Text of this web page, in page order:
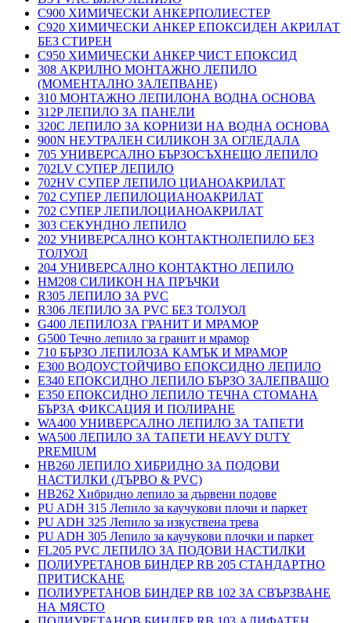
C900 ХИМИЧЕСКИ АНКЕРПОЛИЕСТЕP
C920 ХИМИЧЕСКИ АНКЕР ЕПОКСИДЕН АКРИЛАТ
БЕЗ СТИРЕН
C950 ХИМИЧЕСКИ АНКЕР ЧИСТ ЕПОКСИД
308 АКРИЛНО МОНТАЖНО ЛЕПИЛО
(МОМЕНТАЛНО ЗАЛЕПВАНЕ)
310 МОНТАЖНО ЛЕПИЛОНА ВОДНА ОСНОВА
312P ЛЕПИЛО ЗА ПАНЕЛИ
320C ЛЕПИЛО ЗА КОРНИЗИ НА ВОДНА ОСНОВА
900N НЕУТРАЛЕН СИЛИКОН ЗА ОГЛЕДАЛА
705 УНИВЕРСАЛНО БЪРЗОСЪХНЕЩО ЛЕПИЛО
702LV СУПЕР ЛЕПИЛО
702HV СУПЕР ЛЕПИЛО ЦИАНОАКРИЛАТ
702 СУПЕР ЛЕПИЛОЦИАНОАКРИЛАТ
702 СУПЕР ЛЕПИЛОЦИАНОАКРИЛАТ
303 СЕКУНДНО ЛЕПИЛО
202 УНИВЕРСАЛНО КОНТАКТНОЛЕПИЛО БЕЗ
ТОЛУОЛ
204 УНИВЕРСАЛНО КОНТАКТНО ЛЕПИЛО
HM208 СИЛИКОН НА ПРЪЧКИ
R305 ЛЕПИЛО ЗА PVC
R306 ЛЕПИЛО ЗА PVC БЕЗ ТОЛУОЛ
G400 ЛЕПИЛОЗА ГРАНИТ И МРАМОP
G500 Течно лепило за гранит и мрамор
710 БЪРЗО ЛЕПИЛОЗА КАМЪК И МРАМОP
E300 ВОДОУСТОЙЧИВО ЕПОКСИДНО ЛЕПИЛО
E340 ЕПОКСИДНО ЛЕПИЛО БЪРЗО ЗАЛЕПВАЩО
E350 ЕПОКСИДНО ЛЕПИЛО ТЕЧНА СТОМАНА
БЪРЗА ФИКСАЦИЯ И ПОЛИРАНЕ
WA400 УНИВЕРСАЛНО ЛЕПИЛО ЗА ТАПЕТИ
WA500 ЛЕПИЛО ЗА ТАПЕТИ HEAVY DUTY
PREMIUM
HB260 ЛЕПИЛО ХИБРИДНО ЗА ПОДОВИ
НАСТИЛКИ (ДЪРВО & PVC)
HB262 Хибридно лепило за дървени подове
PU ADH 315 Лепило за каучукови плочи и паркет
PU ADH 325 Лепило за изкуствена трева
PU ADH 305 Лепило за каучукови плочки и паркет
FL205 PVC ЛЕПИЛО ЗА ПОДОВИ НАСТИЛКИ
ПОЛИУРЕТАНОВ БИНДЕР RB 205 СТАНДАРТНО
ПРИТИСКАНЕ
ПОЛИУРЕТАНОВ БИНДЕР RB 102 ЗА СВЪРЗВАНЕ
НА МЯСТО